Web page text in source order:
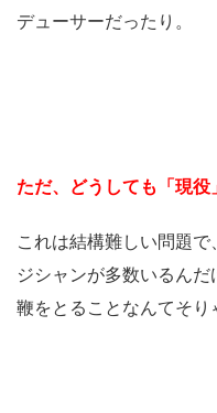
デューサーだったり。
ただ、どうしても「現役
これは結構難しい問題
ジシャンが多数いるん
鞭をとることなんてそり